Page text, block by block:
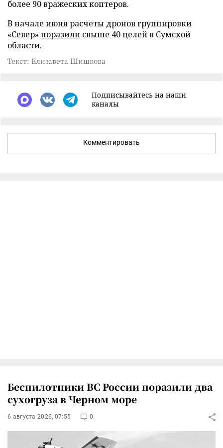
более 90 вражеских коптеров.
В начале июня расчеты дронов группировки
«Север» поразили свыше 40 целей в Сумской
области.
Текст: Елизавета Шишкова
Подписывайтесь на наши
каналы
Комментировать
Беспилотники ВС России поразили два
сухогруза в Черном море
6 августа 2026, 07:55 0